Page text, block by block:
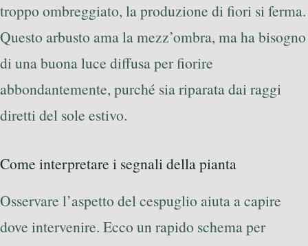
troppo ombreggiato, la produzione di fiori si ferma.
Questo arbusto ama la mezz’ombra, ma ha bisogno
di una buona luce diffusa per fiorire
abbondantemente, purché sia riparata dai raggi
diretti del sole estivo.
Come interpretare i segnali della pianta
Osservare l’aspetto del cespuglio aiuta a capire
dove intervenire. Ecco un rapido schema per